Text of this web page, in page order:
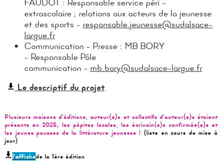
extrascolaire ; relations aux acteurs de la jeunesse
et des sports - responsable.jeunesse@sudalsace-
largue.fr
Communication - Presse : MB BORY
- Responsable Pôle
communication - mb.bory@sudalsace-largue.fr
Le descriptif du projet
Plusieurs maisons d’éditions, auteur(e)s et collectifs d'auteur(e)s étaient
présents en 2025, les pépites locales, les écrivain(e)s confirmée(e)s et
les jeunes pousses de la littérature jeunesse ! (liste en cours de mise à
jour)
l'affichede la 1ère édition